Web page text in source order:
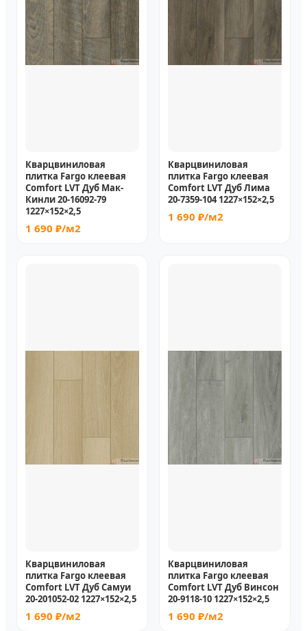
Кварцвиниловая
плитка Fargo клеевая
Comfort LVT Дуб Мак-
Кинли 20-16092-79
1227×152×2,5
1 690 ₽/м2
Кварцвиниловая
плитка Fargo клеевая
Comfort LVT Дуб Лима
20-7359-104 1227×152×2,5
1 690 ₽/м2
Кварцвиниловая
плитка Fargo клеевая
Comfort LVT Дуб Самуи
20-201052-02 1227×152×2,5
1 690 ₽/м2
Кварцвиниловая
плитка Fargo клеевая
Comfort LVT Дуб Винсон
20-9118-10 1227×152×2,5
1 690 ₽/м2